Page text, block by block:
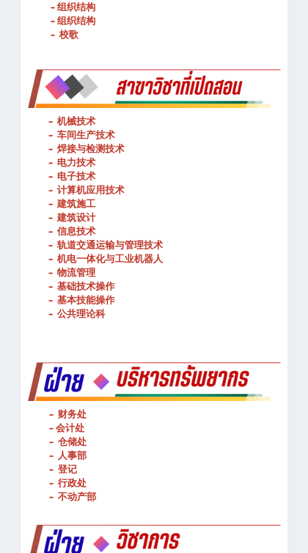
- 组织结构
- 组织结构
- 校歌
- 机械技术
- 车间生产技术
- 焊接与检测技术
- 电力技术
- 电子技术
- 计算机应用技术
-建筑施工
-建筑设计
- 信息技术
- 轨道交通运输与管理技术
- 机电一体化与工业机器人
- 物流管理
- 基础技术操作
- 基本技能操作
- 公共理论科
- 财务处
-会计处
- 仓储处
- 人事部
- 登记
- 行政处
- 不动产部